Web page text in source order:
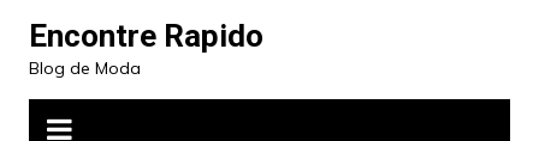
para
conteúdo
Encontre Rapido
Blog de Moda